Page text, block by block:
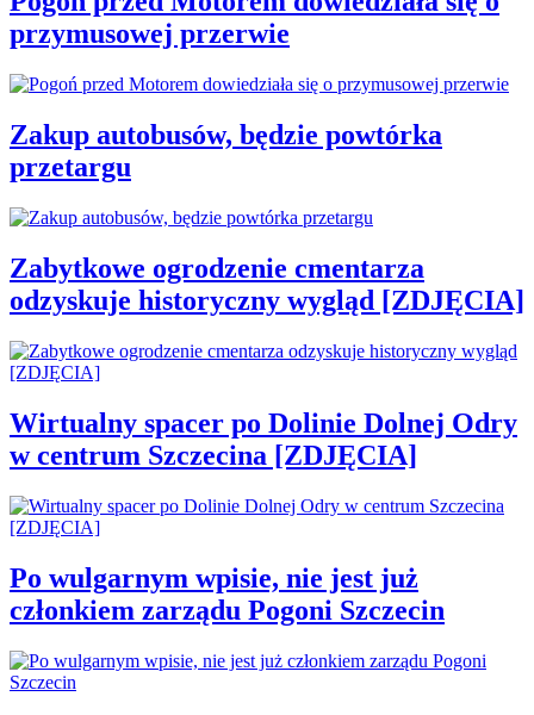
przymusowej przerwie
Zakup autobusów, będzie powtórka
przetargu
Zabytkowe ogrodzenie cmentarza
odzyskuje historyczny wygląd [ZDJĘCIA]
Wirtualny spacer po Dolinie Dolnej Odry
w centrum Szczecina [ZDJĘCIA]
Po wulgarnym wpisie, nie jest już
członkiem zarządu Pogoni Szczecin